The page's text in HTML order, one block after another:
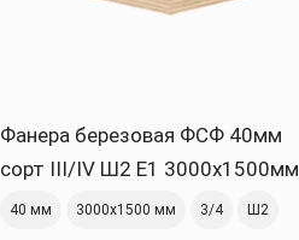
Фанера березовая ФСФ 40мм
сорт III/IV Ш2 Е1 3000x1500мм
40 мм 3000х1500 мм 3/4 Ш2